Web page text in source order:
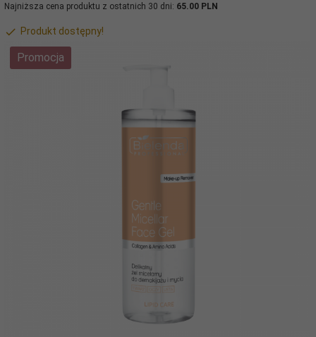
Najniższa cena produktu z ostatnich 30 dni: 65.00 PLN
Produkt dostępny!
Promocja